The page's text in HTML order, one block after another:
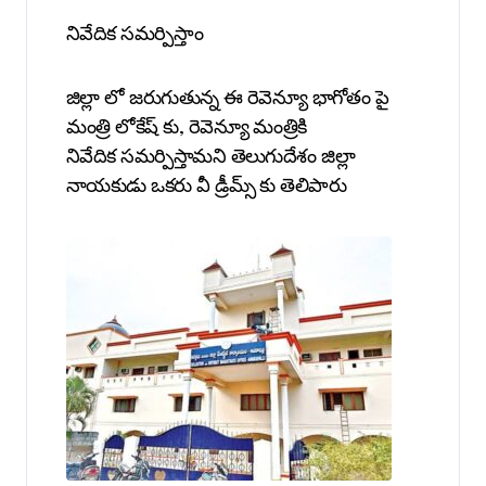
నివేదిక సమర్పిస్తాం
జిల్లా లో జరుగుతున్న ఈ రెవెన్యూ భాగోతం పై
మంత్రి లోకేష్ కు, రెవెన్యూ మంత్రికి
నివేదిక సమర్పిస్తామని తెలుగుదేశం జిల్లా
నాయకుడు ఒకరు వీ డ్రీమ్స్ కు తెలిపారు